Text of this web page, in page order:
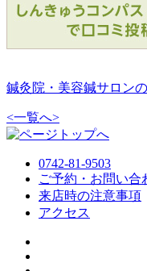
鍼灸院・美容鍼サロン
<一覧へ>
0742-81-9503
ご予約・お問い合
来店時の注意事項
アクセス